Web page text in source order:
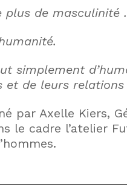
plus de masculinité .
simplement
et de leurs
par Axelle Kiers,
le cadre l’atelier